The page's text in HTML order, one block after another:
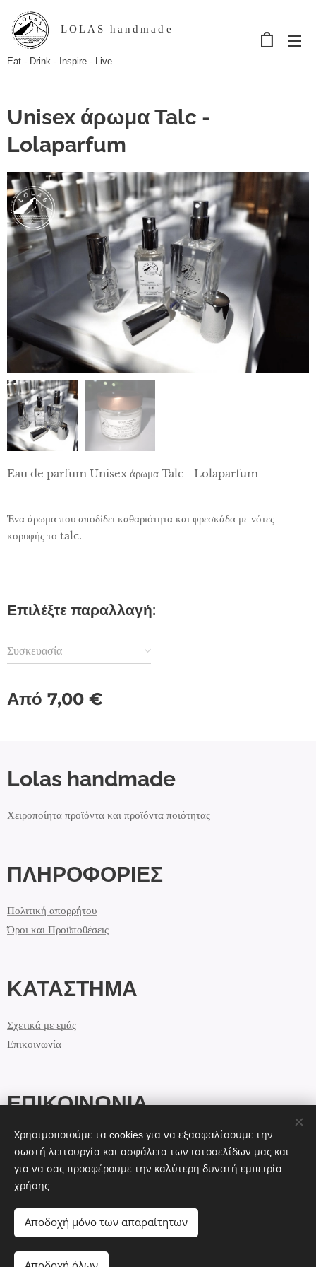
LOLAS handmade
Eat - Drink - Inspire - Live
Unisex άρωμα Talc -
Lolaparfum
Eau de parfum Unisex άρωμα Talc - Lolaparfum
Ένα άρωμα που αποδίδει καθαριότητα και φρεσκάδα με νότες
κορυφής το talc.
Επιλέξτε παραλλαγή:
Συσκευασία
Από 7,00 €
Lolas handmade
Χειροποίητα προϊόντα και προϊόντα ποιότητας
ΠΛΗΡΟΦΟΡΙΕΣ
Πολιτική απορρήτου
Όροι και Προϋποθέσεις
ΚΑΤΑΣΤΗΜΑ
Σχετικά με εμάς
Επικοινωνία
ΕΠΙΚΟΙΝΩΝΙΑ
info@lolashandmade.gr
+30 69 44 7 12 2 13
Cookies
Χρησιμοποιούμε τα cookies για να εξασφαλίσουμε την
σωστή λειτουργία και ασφάλεια των ιστοσελίδων μας και
για να σας προσφέρουμε την καλύτερη δυνατή εμπειρία
χρήσης.
Αποδοχή μόνο των απαραίτητων